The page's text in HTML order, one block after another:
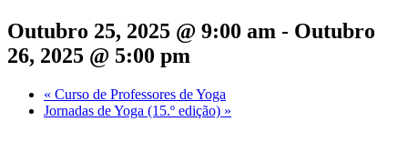
Outubro 25, 2025 @ 9:00 am - Outubro
26, 2025 @ 5:00 pm
« Curso de Professores de Yoga
Jornadas de Yoga (15.º edição) »